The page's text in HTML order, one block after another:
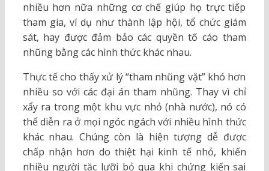
nhiều hơn nữa những cơ chế giúp họ trực tiếp
tham gia, ví dụ như thành lập hội, tổ chức giám
sát, hay được đảm bảo các quyền tố cáo tham
nhũng bằng các hình thức khác nhau.
Thực tế cho thấy xử lý “tham nhũng vặt” khó hơn
nhiều so với các đại án tham nhũng. Thay vì chỉ
xẩy ra trong một khu vực nhỏ (nhà nước), nó có
thể diễn ra ở mọi ngóc ngách với nhiều hình thức
khác nhau. Chúng còn là hiện tượng dễ được
chấp nhận hơn do thiệt hại kinh tế nhỏ, khiến
nhiều người tặc lưỡi bỏ qua khi chứng kiến sai